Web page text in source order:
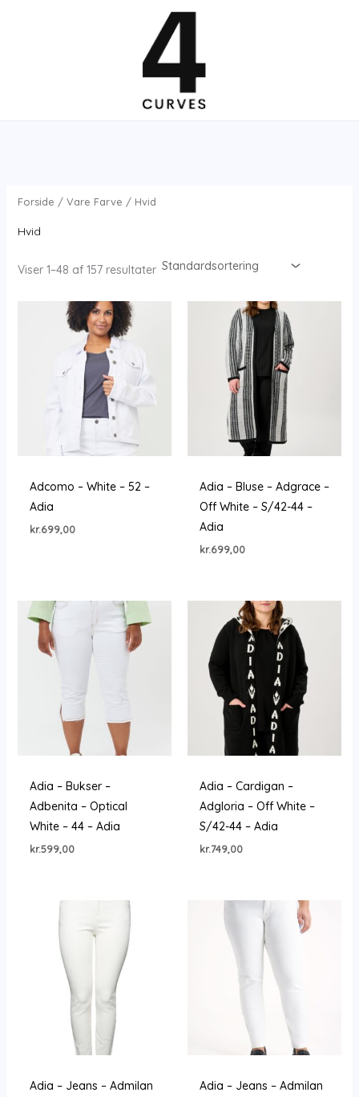
Forside / Vare Farve / Hvid
Hvid
Viser 1–48 af 157 resultater
Adcomo – White – 52 –
Adia
kr.699,00
Adia – Bluse – Adgrace –
Off White – S/42-44 –
Adia
kr.699,00
Adia – Bukser –
Adbenita – Optical
White – 44 – Adia
kr.599,00
Adia – Cardigan –
Adgloria – Off White –
S/42-44 – Adia
kr.749,00
Adia – Jeans – Admilan
Adia – Jeans – Admilan